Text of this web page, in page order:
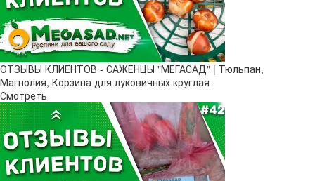
ОТЗЫВЫ КЛИЕНТОВ - САЖЕНЦЫ "МЕГАСАД" | Тюльпан,
Магнолия, Корзина для луковичных круглая
Смотреть